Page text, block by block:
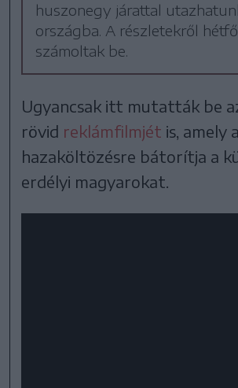
huszonegy járattal
országba. A részletekről
számoltak be.
Ugyancsak itt mutatták be
rövid reklámfilmjét is, amely a
hazaköltözésre bátorítja a
erdélyi magyarokat.